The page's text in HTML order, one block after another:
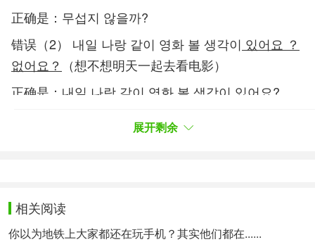
正确是：무섭지 않을까?
错误（2）
내일 나랑 같이 영화 볼 생각이 있어요 ？
없어요？
（想不想明天一起去看电影）
正确是：내일 나랑 같이 영화 볼 생각이 있어요?
错误（3） 니 알아个뭐야 （你知道个什么）
正确是：존재하지 않는다.
展开剩余
相关阅读
你以为地铁上大家都还在玩手机？其实他们都在......